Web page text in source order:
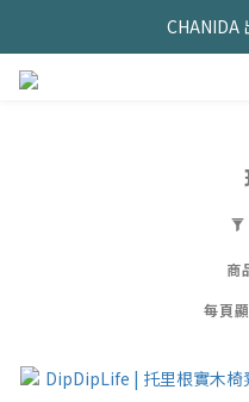
久坐神器>>坐
CHANIDA
商
每頁